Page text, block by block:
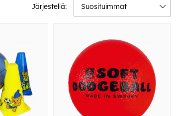
Järjestellä: Suosituimmat